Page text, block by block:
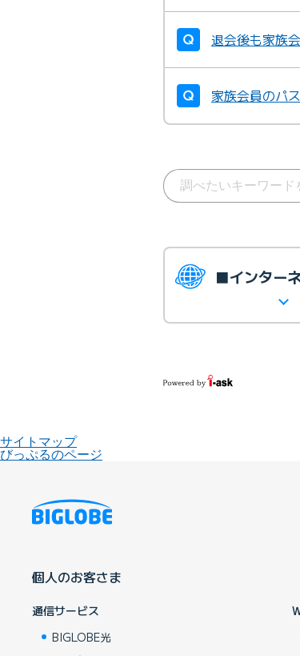
退会後も家族
家族会員のパ
■インター
サイトマップ
びっぷるのページ
個人のお客さま
通信サービス
BIGLOBE光